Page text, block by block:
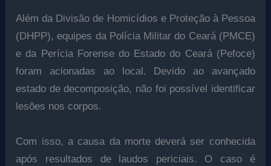
Além da Divisão de Homicídios e Proteção à Pessoa
(DHPP), equipes da Polícia Militar do Ceará (PMCE)
e da Perícia Forense do Estado do Ceará (Pefoce)
foram acionadas ao local. Devido ao avançado
estado de decomposição, não foi possível identificar
lesões nos corpos.
Com isso, a causa da morte deverá ser conhecida
após resultados de laudos periciais. O caso é